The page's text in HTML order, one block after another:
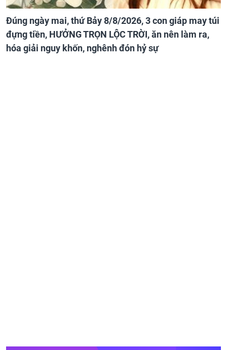
Đúng ngày mai, thứ Bảy 8/8/2026, 3 con giáp may túi
đựng tiền, HƯỞNG TRỌN LỘC TRỜI, ăn nên làm ra,
hóa giải nguy khốn, nghênh đón hỷ sự